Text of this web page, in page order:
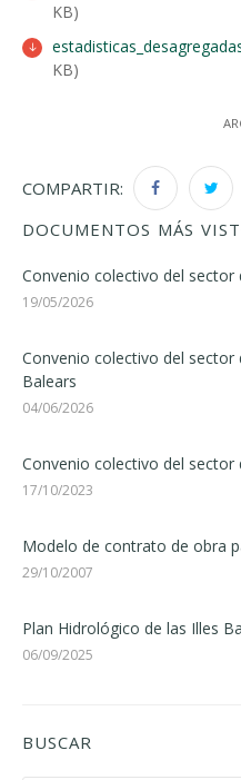
KB)
KB)
COMPARTIR:
DOCUMENTOS MÁS
Convenio colectivo del sector
19/05/2026
Convenio colectivo del sector
Balears
04/06/2026
Convenio colectivo del sector
17/10/2023
Modelo de contrato de obra
29/10/2007
Plan Hidrológico de las Illes
06/09/2025
BUSCAR